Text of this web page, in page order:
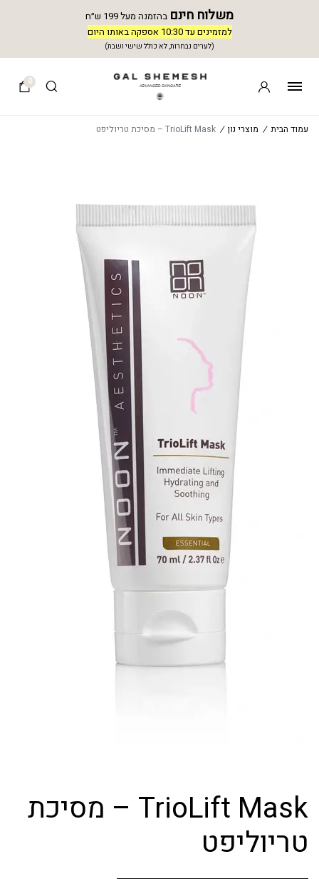
משלוח חינם בהזמנה מעל 199 ש״ח
למזמינים עד 10:30 אספקה באותו היום
(לערים נבחרות, לא כולל שישי ושבת)
0
עמוד הבית / מוצרי נון / TrioLift Mask – מסיכת טריוליפט
TrioLift Mask – מסיכת
טריוליפט